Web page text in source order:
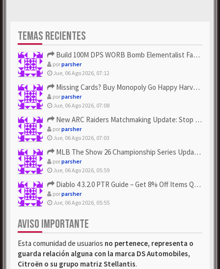
TEMAS RECIENTES
Build 100M DPS WORB Bomb Elementalist Fast - Grab POE Curren...
porparsher
Jue, 06 Ago 2026, 07:12
Missing Cards? Buy Monopoly Go Happy Harvest with Looney Tun...
porparsher
Jue, 06 Ago 2026, 07:08
New ARC Raiders Matchmaking Update: Stop Failed - Grab Bluep...
porparsher
Jue, 06 Ago 2026, 07:03
MLB The Show 26 Championship Series Update! Get Cheap & ...
porparsher
Jue, 06 Ago 2026, 05:59
Diablo 4 3.2.0 PTR Guide – Get 8% Off Items Quickly to Test ...
porparsher
Jue, 06 Ago 2026, 05:55
AVISO IMPORTANTE
Esta comunidad de usuarios no pertenece, representa o
guarda relación alguna con la marca DS Automobiles,
Citroën o su grupo matriz Stellantis.